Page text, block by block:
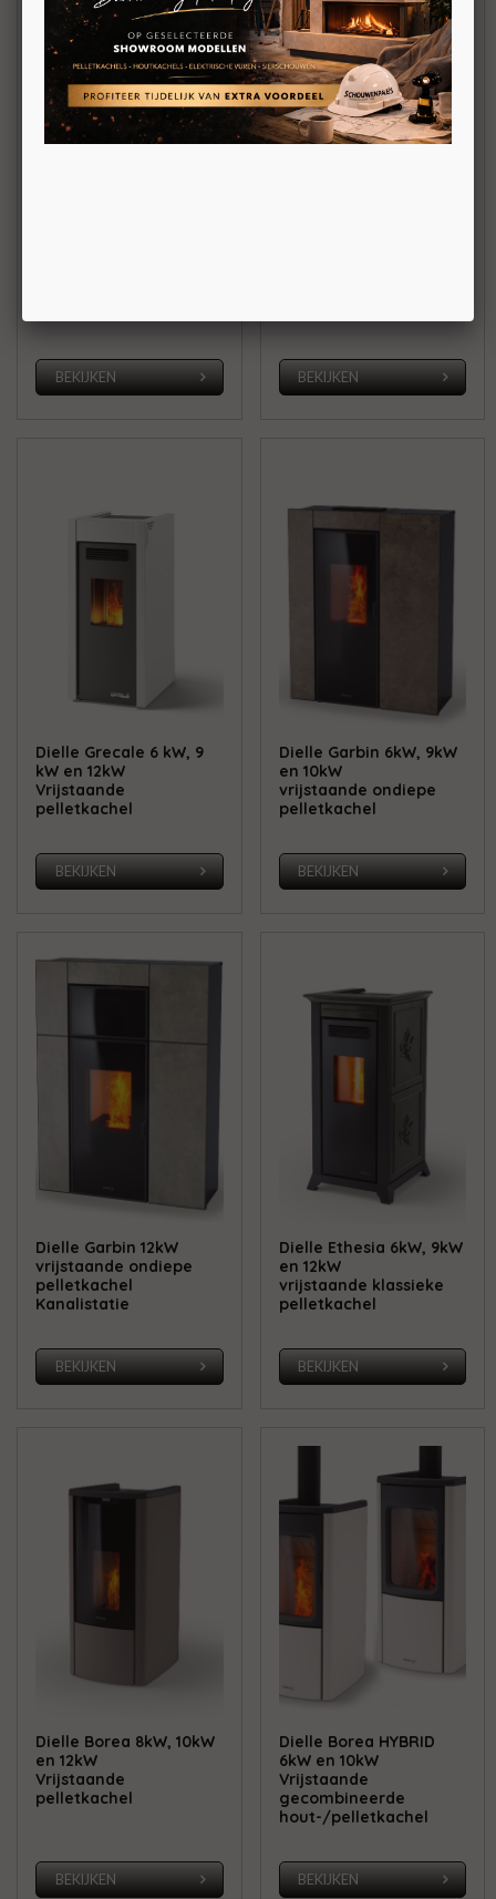
BEKIJKEN BEKIJKEN
Dielle Grecale 6 kW, 9
kW en 12kW
Vrijstaande
pelletkachel
BEKIJKEN
Dielle Garbin 6kW, 9kW
en 10kW
vrijstaande ondiepe
pelletkachel
BEKIJKEN
Dielle Garbin 12kW
vrijstaande ondiepe
pelletkachel
Kanalistatie
BEKIJKEN
Dielle Ethesia 6kW, 9kW
en 12kW
vrijstaande klassieke
pelletkachel
BEKIJKEN
Dielle Borea 8kW, 10kW
en 12kW
Vrijstaande
pelletkachel
BEKIJKEN
Dielle Borea HYBRID
6kW en 10kW
Vrijstaande
gecombineerde
hout-/pelletkachel
BEKIJKEN